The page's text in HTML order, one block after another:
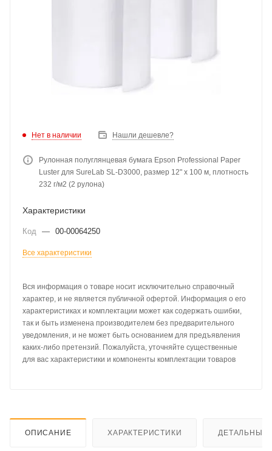
Нет в наличии Нашли дешевле?
Рулонная полуглянцевая бумага Epson Professional Paper
Luster для SureLab SL-D3000, размер 12" х 100 м, плотность
232 г/м2 (2 рулона)
Характеристики
Код — 00-00064250
Все характеристики
Вся информация о товаре носит исключительно справочный
характер, и не является публичной офертой. Информация о его
характеристиках и комплектации может как содержать ошибки,
так и быть изменена производителем без предварительного
уведомления, и не может быть основанием для предъявления
каких-либо претензий. Пожалуйста, уточняйте существенные
для вас характеристики и компоненты комплектации товаров
ОПИСАНИЕ ХАРАКТЕРИСТИКИ ДЕТАЛЬНЫЕ